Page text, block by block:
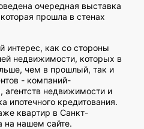
очередная выставка
прошла в стенах
как со стороны
недвижимости, которых в
чем в прошлый, так и
- компаний-
агентств недвижимости и
ипотечного кредитования.
квартир в Санкт-
на нашем сайте.